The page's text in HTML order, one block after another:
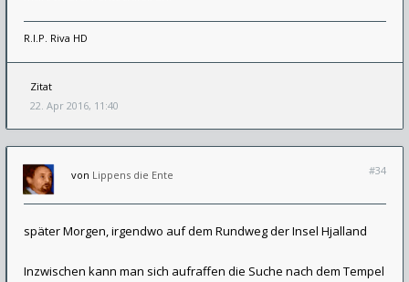
R.I.P. Riva HD
Zitat
22. Apr 2016, 11:40
#34
von Lippens die Ente
später Morgen, irgendwo auf dem Rundweg der Insel Hjalland
Inzwischen kann man sich aufraffen die Suche nach dem Tempel